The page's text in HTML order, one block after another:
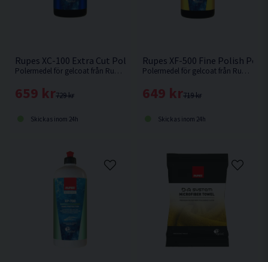
Rupes XC-100 Extra Cut Polermedel f. Gelcoat 1KG
Polermedel för gelcoat från Rupes. Kraftfullt medel som tar bort defekter motsvarande P800 sliprepor. Nyhet 2025.
729 kr
659 kr
Skickas inom 24h
Rupes XF-500 Fine Polish
Polermedel för gelcoat från Rupes. Fint polermedel för superglans på gelcoat och lack. Nyhet 2025.
719 kr
649 kr
Skickas inom 24h